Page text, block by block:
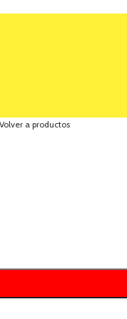
Volver a productos